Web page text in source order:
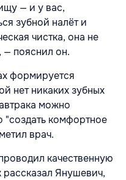
— и у вас,
зубной налёт и
чистка, она не
— пояснил он.
формируется
нет никаких зубных
можно
"создать комфортное
врач.
качественную
рассказал Янушевич,